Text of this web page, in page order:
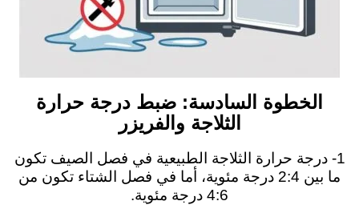
الخطوة السادسة: ضبط درجة حرارة
الثلاجة والفريزر
1- درجة حرارة الثلاجة الطبيعية في فصل الصيف تكون
ما بين 2:4 درجة مئوية، أما في فصل الشتاء تكون من
4:6 درجة مئوية.